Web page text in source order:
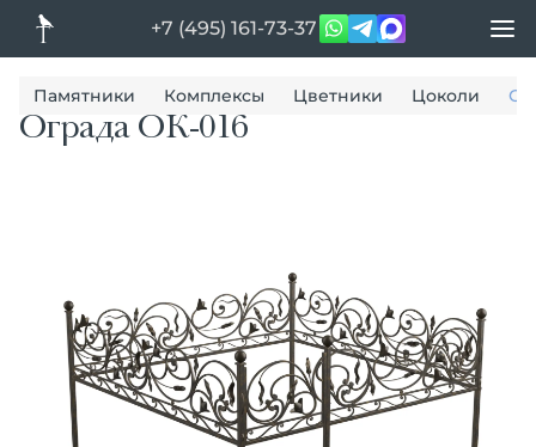
+7 (495) 161-73-37
Памятники Комплексы Цветники Цоколи
Ограда ОК-016